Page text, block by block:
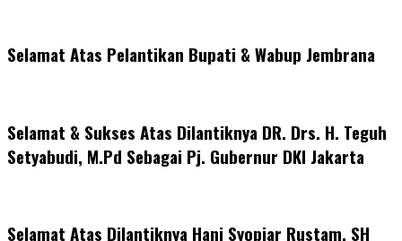
Selamat Atas Pelantikan Bupati & Wabup Jembrana
Selamat & Sukses Atas Dilantiknya DR. Drs. H. Teguh
Setyabudi, M.Pd Sebagai Pj. Gubernur DKI Jakarta
Selamat Atas Dilantiknya Hani Syopiar Rustam, SH